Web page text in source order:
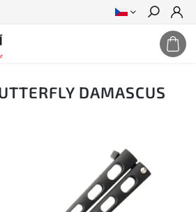
Hledat
DAMASCUS